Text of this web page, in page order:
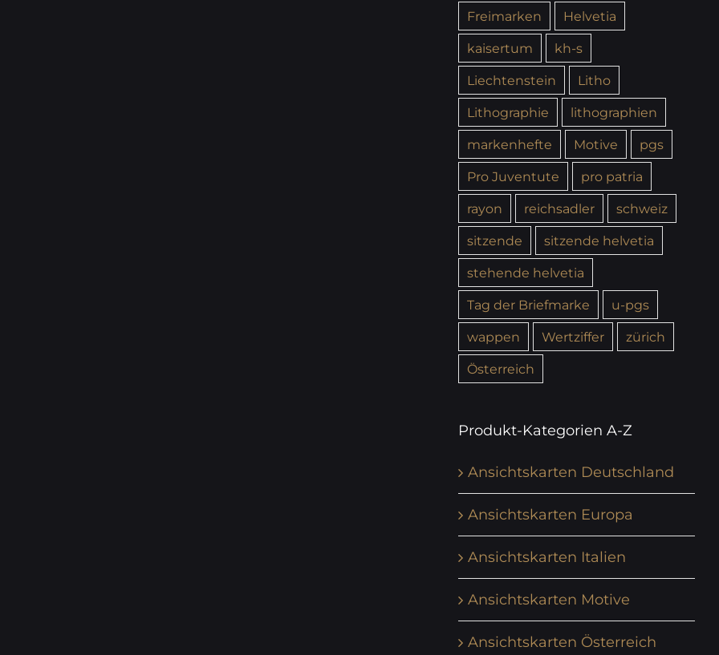
Freimarken
Helvetia
kaisertum
kh-s
Liechtenstein
Litho
Lithographie
lithographien
markenhefte
Motive
pgs
Pro Juventute
pro patria
rayon
reichsadler
schweiz
sitzende
sitzende helvetia
stehende helvetia
Tag der Briefmarke
u-pgs
wappen
Wertziffer
zürich
Österreich
Produkt-Kategorien A-Z
Ansichtskarten Deutschland
Ansichtskarten Europa
Ansichtskarten Italien
Ansichtskarten Motive
Ansichtskarten Österreich